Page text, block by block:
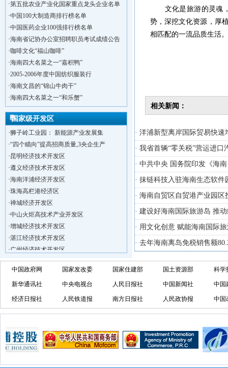
·第五批农业产业化国家重点龙头企业名单
·中国100大制造商排行榜名单
·中国医药企业100强排行榜名单
·海南省记协办公室招聘职员考试成绩公告
·咖啡文化“福山咖啡”
·海南四大名菜之一“嘉积鸭”
·2005-2006年度中国纺织服装行
·海南文昌的“锦山牛肉干”
·海南四大名菜之一“和乐蟹”
国家级开发区
洋浦不断延伸产业链，推进一批石化产业
·海口今年将投入44.4亿元推进江东新
·新加坡海口国家高新区国际创新创业中心
狮子岭工业园： 新能源产业发展集
“四个瞄向”提高招商质量,3央企生产
昆明经济技术开发区
遵义经济技术开发区
海南洋浦经济开发区
珠海高栏港经济区
禅城经济开发区
中山火炬高技术产业开发区
增城经济技术开发区
湛江经济技术开发区
广州经济技术开发区
大亚湾经济技术开发区
北京经济技术开发区
·“四个瞄向”提高招商质量,3央企生产
·昆明经济技术开发区
·遵义经济技术开发区
文化是旅游的灵魂，
势，深挖文化资源，厚
相匹配的一流品质生活。
相关新闻：
· 洋浦新型离岸国际贸易快
· 我省首辆“零关税”营运进口
· 中共中央 国务院印发《海
· 抹链科技入驻海南生态软件
· 海南自贸区自贸港产业园
· 建设好海南国际旅游岛 推
· 用文化创意 赋能海南国际
· 去年海南离岛免税销售额
中国政府网 国家发改委 国家住建部 国土资源部 科学
新华通讯社 中央电视台 人民日报社 中国新闻社 中国
经济日报社 人民铁道报 南方日报社 人民政协报 中国